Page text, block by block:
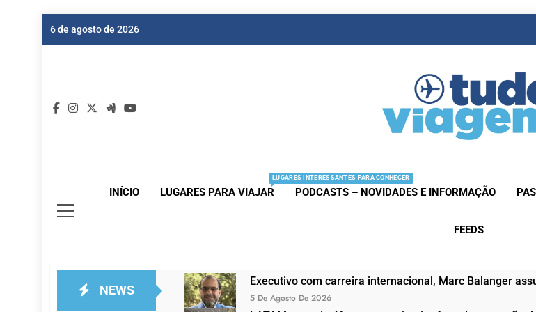
6 de agosto de 2026
INÍCIO LUGARES PARA VIAJAR
LUGARES INTERESSANTES PARA CONHECER
PODCASTS – NOVIDADES E INFORMAÇÃO
FEEDS
NEWS
Executivo com carreira internacional, Marc Balanger
5 De Agosto De 2026